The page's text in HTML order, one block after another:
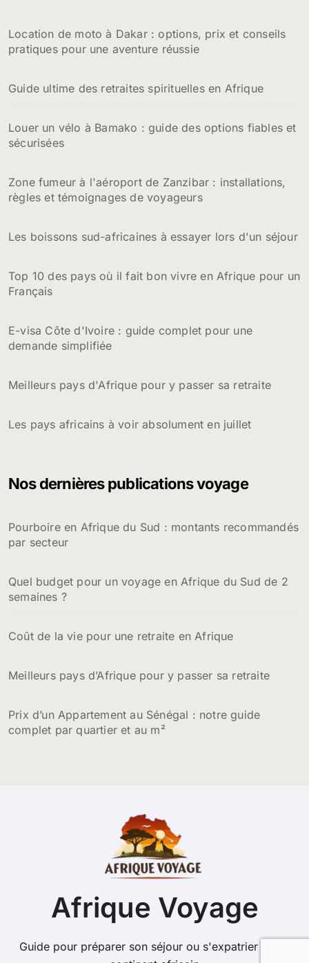
e
r
Location de moto à Dakar : options, prix et conseils
pratiques pour une aventure réussie
Guide ultime des retraites spirituelles en Afrique
Louer un vélo à Bamako : guide des options fiables et
sécurisées
Zone fumeur à l'aéroport de Zanzibar : installations,
règles et témoignages de voyageurs
Les boissons sud-africaines à essayer lors d'un séjour
Top 10 des pays où il fait bon vivre en Afrique pour un
Français
E-visa Côte d'Ivoire : guide complet pour une
demande simplifiée
Meilleurs pays d'Afrique pour y passer sa retraite
Les pays africains à voir absolument en juillet
Nos dernières publications voyage
Pourboire en Afrique du Sud : montants recommandés
par secteur
Quel budget pour un voyage en Afrique du Sud de 2
semaines ?
Coût de la vie pour une retraite en Afrique
Meilleurs pays d’Afrique pour y passer sa retraite
Prix d’un Appartement au Sénégal : notre guide
complet par quartier et au m²
Afrique Voyage
Guide pour préparer son séjour ou s'expatrier sur le